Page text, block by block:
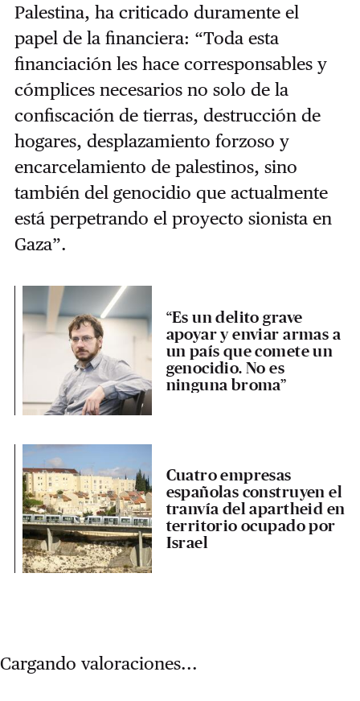
Palestina, ha criticado duramente el
papel de la financiera: “Toda esta
financiación les hace corresponsables y
cómplices necesarios no solo de la
confiscación de tierras, destrucción de
hogares, desplazamiento forzoso y
encarcelamiento de palestinos, sino
también del genocidio que actualmente
está perpetrando el proyecto sionista en
Gaza”.
“Es un delito grave
apoyar y enviar armas a
un país que comete un
genocidio. No es
ninguna broma”
Cuatro empresas
españolas construyen el
tranvía del apartheid en
territorio ocupado por
Israel
Cargando valoraciones...